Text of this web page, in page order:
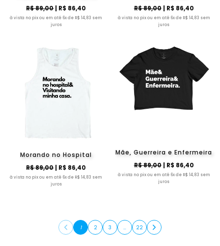
R$ 89,00| R$ 86,40
à vista no pix ou em até 6x de R$ 14,83 sem
juros
R$ 89,00| R$ 86,40
à vista no pix ou em até 6x de R$ 14,83 sem
juros
Morando no Hospital
R$ 89,00| R$ 86,40
à vista no pix ou em até 6x de R$ 14,83 sem
juros
Mãe, Guerreira e Enfermeira
R$ 89,00| R$ 86,40
à vista no pix ou em até 6x de R$ 14,83 sem
juros
1 2 3 … 22